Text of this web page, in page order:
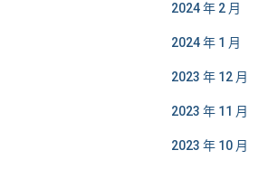
2024 年 2 月
2024 年 1 月
2023 年 12 月
2023 年 11 月
2023 年 10 月